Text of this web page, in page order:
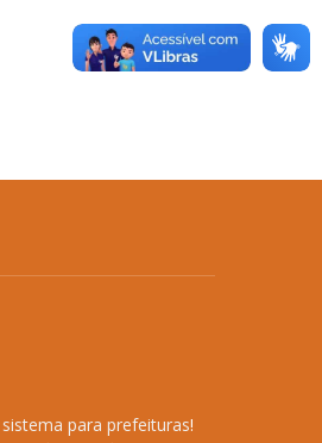
sistema para prefeituras!